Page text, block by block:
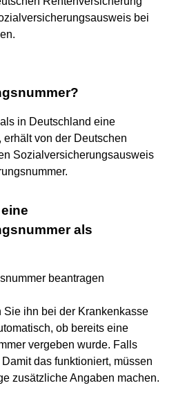
bei
in Deutschland eine
erhält von der Deutschen
Sozialversicherungsausweis
als
beantragen
Sie ihn bei der Krankenkasse
ob bereits eine
vergeben wurde. Falls
das funktioniert, müssen
zusätzliche Angaben machen.